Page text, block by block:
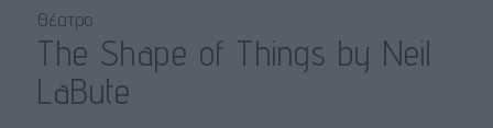
Θέατρο
The Shape of Things by Neil
LaBute